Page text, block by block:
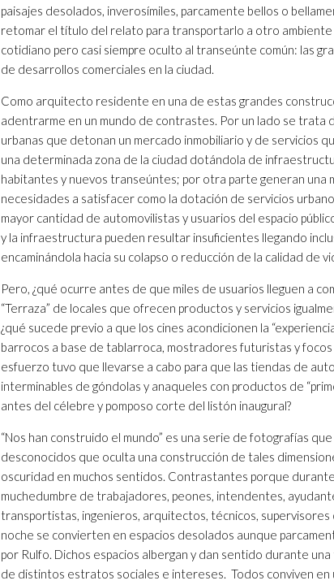
paisajes desolados, inverosímiles, parcamente bellos o
retomar el título del relato para transportarlo a otro ambiente
cotidiano pero casi siempre oculto al transeúnte común: las
de desarrollos comerciales en la ciudad.
Como arquitecto residente en una de estas grandes
adentrarme en un mundo de contrastes. Por un lado se trata
urbanas que detonan un mercado inmobiliario y de servicios
una determinada zona de la ciudad dotándola de
habitantes y nuevos transeúntes; por otra parte generan una
necesidades a satisfacer como la dotación de servicios
mayor cantidad de automovilistas y usuarios del espacio
y la infraestructura pueden resultar insuficientes llegando
encaminándola hacia su colapso o reducción de la calidad de
Pero, ¿qué ocurre antes de que miles de usuarios lleguen a
“Terraza” de locales que ofrecen productos y servicios
¿qué sucede previo a que los cines acondicionen la
barrocos a base de tablarroca, mostradores futuristas y focos
esfuerzo tuvo que llevarse a cabo para que las tiendas de
interminables de góndolas y anaqueles con productos de
antes del célebre y pomposo corte del listón inaugural?
“Nos han construido el mundo” es una serie de fotografías
desconocidos que oculta una construcción de tales
oscuridad en muchos sentidos. Contrastantes porque
muchedumbre de trabajadores, peones, intendentes,
transportistas, ingenieros, arquitectos, técnicos,
noche se convierten en espacios desolados aunque
por Rulfo. Dichos espacios albergan y dan sentido durante
de distintos estratos sociales e intereses. Todos conviven en